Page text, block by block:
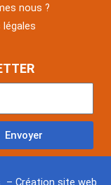
nous ?
Envoyer